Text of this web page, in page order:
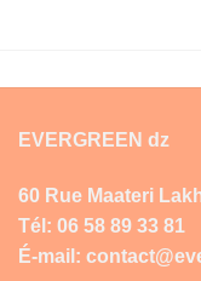
EVERGREEN dz
60 Rue Maateri
Tél: 06 58 89 33 81
É-mail: